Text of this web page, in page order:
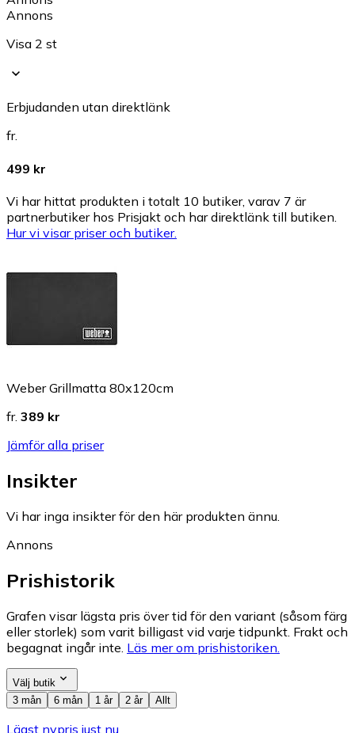
Annons
Visa 2 st
Erbjudanden utan direktlänk
fr.
499 kr
Vi har hittat produkten i totalt 10 butiker, varav 7 är
partnerbutiker hos Prisjakt och har direktlänk till butiken.
Hur vi visar priser och butiker.
Weber Grillmatta 80x120cm
fr. 389 kr
Jämför alla priser
Insikter
Vi har inga insikter för den här produkten ännu.
Annons
Prishistorik
Grafen visar lägsta pris över tid för den variant (såsom färg
eller storlek) som varit billigast vid varje tidpunkt. Frakt och
begagnat ingår inte. Läs mer om prishistoriken.
Välj butik
3 mån
6 mån 1 år 2 år Allt
Lägst nypris just nu